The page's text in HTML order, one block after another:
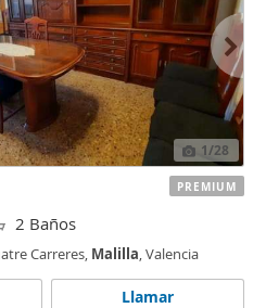
1/28
2 Baños
Carreres, Malilla, Valencia
Llamar
PREMIUM